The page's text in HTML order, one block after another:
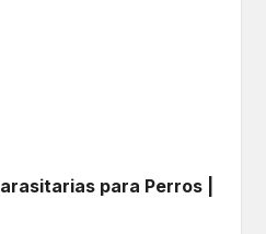
para Perros |